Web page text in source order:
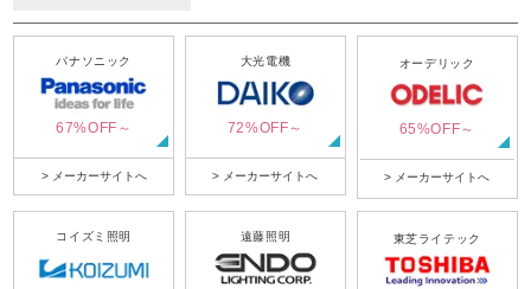
パナソニック
67%OFF～
> メーカーサイトへ
大光電機
72%OFF～
> メーカーサイトへ
オーデリック
65%OFF～
> メーカーサイトへ
コイズミ照明 遠藤照明 東芝ライテック